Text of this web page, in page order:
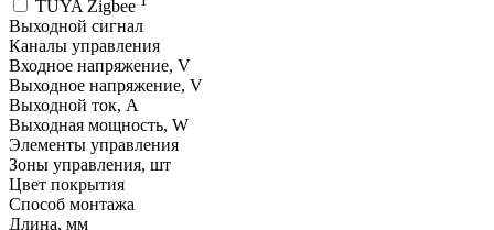
TUYA Zigbee
Выходной сигнал
Каналы управления
Входное напряжение, V
Выходное напряжение, V
Выходной ток, A
Выходная мощность, W
Элементы управления
Зоны управления, шт
Цвет покрытия
Способ монтажа
Длина, мм